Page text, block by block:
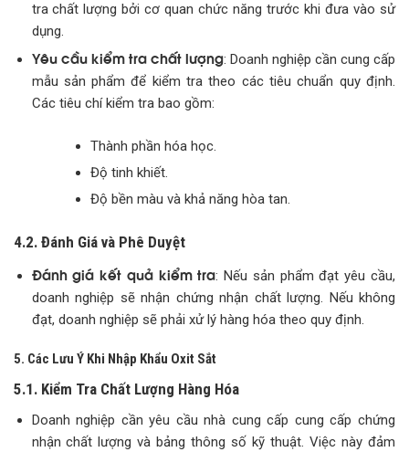
tra chất lượng bởi cơ quan chức năng trước khi đưa vào sử
dụng.
Yêu cầu kiểm tra chất lượng: Doanh nghiệp cần cung cấp
mẫu sản phẩm để kiểm tra theo các tiêu chuẩn quy định.
Các tiêu chí kiểm tra bao gồm:
Thành phần hóa học.
Độ tinh khiết.
Độ bền màu và khả năng hòa tan.
4.2. Đánh Giá và Phê Duyệt
Đánh giá kết quả kiểm tra: Nếu sản phẩm đạt yêu cầu,
doanh nghiệp sẽ nhận chứng nhận chất lượng. Nếu không
đạt, doanh nghiệp sẽ phải xử lý hàng hóa theo quy định.
5. Các Lưu Ý Khi Nhập Khẩu Oxit Sắt
5.1. Kiểm Tra Chất Lượng Hàng Hóa
Doanh nghiệp cần yêu cầu nhà cung cấp cung cấp chứng
nhận chất lượng và bảng thông số kỹ thuật. Việc này đảm